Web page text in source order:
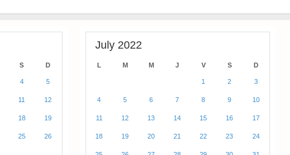
S D
4 5
11 12
18 19
25 26
July 2022
L M M J V S D
1 2 3
4 5 6 7 8 9 10
11 12 13 14 15 16 17
18 19 20 21 22 23 24